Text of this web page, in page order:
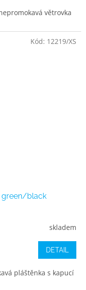
větrovka
green/black
skladem
DETAIL
pláštěnka s kapucí
Kód: 12219/XS